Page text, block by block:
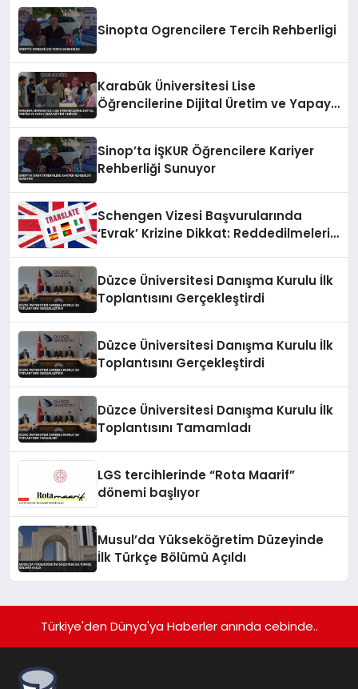
Sinopta Ogrencilere Tercih Rehberligi
Karabük Üniversitesi Lise
Öğrencilerine Dijital Üretim ve Yapay
Sinop’ta İŞKUR Öğrencilere Kariyer
Rehberliği Sunuyor
Schengen Vizesi Başvurularında
‘Evrak’ Krizine Dikkat: Reddedilmelerin
Düzce Üniversitesi Danışma Kurulu İlk
Toplantısını Gerçekleştirdi
Düzce Üniversitesi Danışma Kurulu İlk
Toplantısını Gerçekleştirdi
Düzce Üniversitesi Danışma Kurulu İlk
Toplantısını Tamamladı
LGS tercihlerinde “Rota Maarif”
dönemi başlıyor
Musul’da Yükseköğretim Düzeyinde
İlk Türkçe Bölümü Açıldı
Türkiye'den Dünya'ya Haberler anında cebinde..